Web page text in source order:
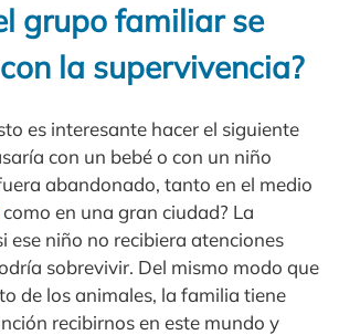
grupo familiar se
la supervivencia?
es interesante hacer el siguiente
con un bebé o con un niño
abandonado, tanto en el medio
como en una gran ciudad? La
ese niño no recibiera atenciones
sobrevivir. Del mismo modo que
de los animales, la familia tiene
recibirnos en este mundo y